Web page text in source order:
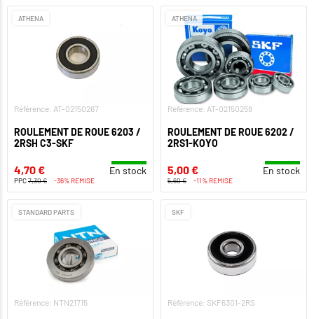
ATHENA
Référence: AT-02150267
ROULEMENT DE ROUE 6203 /
2RSH C3-SKF
4,70 € En stock
PPC7,30 € -36% REMISE
ATHENA
Référence: AT-02150258
ROULEMENT DE ROUE 6202 /
2RS1-KOYO
5,00 € En stock
5,60 € -11% REMISE
STANDARD PARTS
Référence: NTN21715
SKF
Référence: SKF6301-2RS